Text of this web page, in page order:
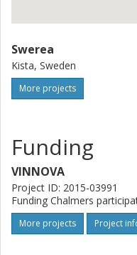
Swerea
Kista, Sweden
More projects
Funding
VINNOVA
Project ID: 2015-03991
Funding Chalmers
More projects Project